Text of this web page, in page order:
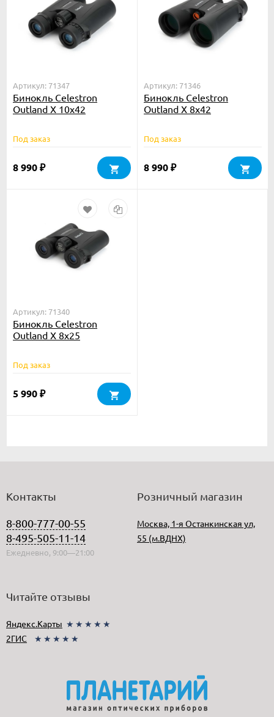
Артикул: 71347
Бинокль Celestron
Outland Х 10x42
Под заказ
8 990 ₽
Артикул: 71346
Бинокль Celestron
Outland Х 8x42
Под заказ
8 990 ₽
Артикул: 71340
Бинокль Celestron
Outland X 8x25
Под заказ
5 990 ₽
Контакты
8-800-777-00-55
8-495-505-11-14
Ежедневно, 9:00—21:00
Розничный магазин
Москва, 1-я Останкинская ул,
55 (м.ВДНХ)
Читайте отзывы
Яндекс.Карты ★★★★★
2ГИС
★★★★★